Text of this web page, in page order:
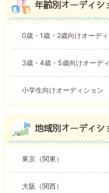
年齢別オーディシ
0歳・1歳・2歳向けオーデ
3歳・4歳・5歳向けオーデ
小学生向けオーディション
地域別オーディシ
東京（関東）
大阪（関西）